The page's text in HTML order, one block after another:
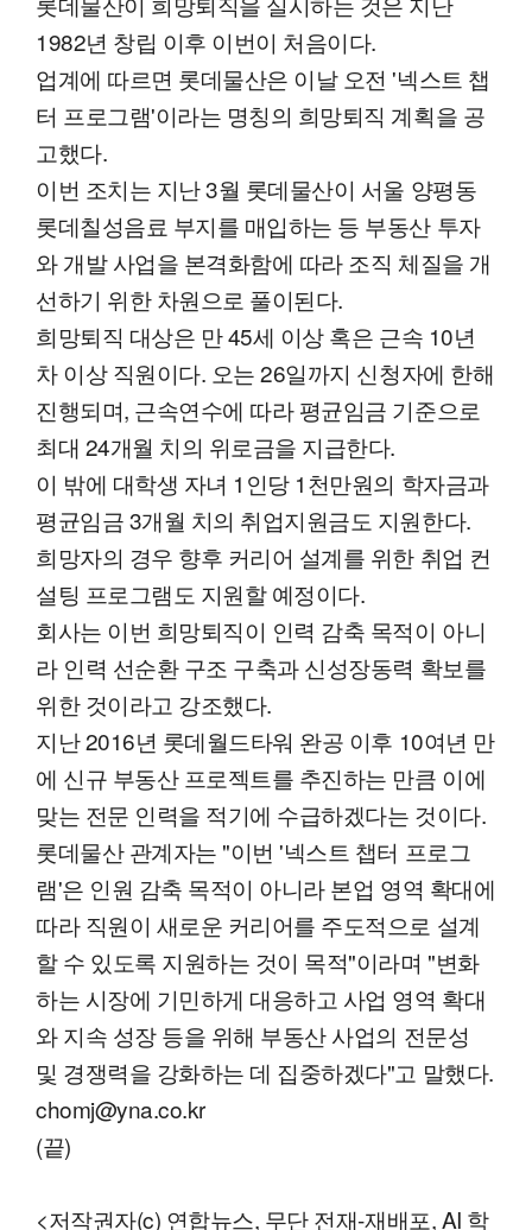
1982년 창립 이후 이번이 처음이다.
업계에 따르면 롯데물산은 이날 오전 '넥스트 챕
터 프로그램'이라는 명칭의 희망퇴직 계획을 공
고했다.
이번 조치는 지난 3월 롯데물산이 서울 양평동
롯데칠성음료 부지를 매입하는 등 부동산 투자
와 개발 사업을 본격화함에 따라 조직 체질을 개
선하기 위한 차원으로 풀이된다.
희망퇴직 대상은 만 45세 이상 혹은 근속 10년
차 이상 직원이다. 오는 26일까지 신청자에 한해
진행되며, 근속연수에 따라 평균임금 기준으로
최대 24개월 치의 위로금을 지급한다.
이 밖에 대학생 자녀 1인당 1천만원의 학자금과
평균임금 3개월 치의 취업지원금도 지원한다.
희망자의 경우 향후 커리어 설계를 위한 취업 컨
설팅 프로그램도 지원할 예정이다.
회사는 이번 희망퇴직이 인력 감축 목적이 아니
라 인력 선순환 구조 구축과 신성장동력 확보를
위한 것이라고 강조했다.
지난 2016년 롯데월드타워 완공 이후 10여년 만
에 신규 부동산 프로젝트를 추진하는 만큼 이에
맞는 전문 인력을 적기에 수급하겠다는 것이다.
롯데물산 관계자는 "이번 '넥스트 챕터 프로그
램'은 인원 감축 목적이 아니라 본업 영역 확대에
따라 직원이 새로운 커리어를 주도적으로 설계
할 수 있도록 지원하는 것이 목적"이라며 "변화
하는 시장에 기민하게 대응하고 사업 영역 확대
와 지속 성장 등을 위해 부동산 사업의 전문성
및 경쟁력을 강화하는 데 집중하겠다"고 말했다.
chomj@yna.co.kr
(끝)
<저작권자(c) 연합뉴스, 무단 전재-재배포, AI 학